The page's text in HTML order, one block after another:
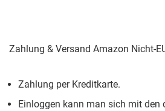
Zahlung & Versand Amazon Nicht-
Zahlung per Kreditkarte.
Einloggen kann man sich mit den